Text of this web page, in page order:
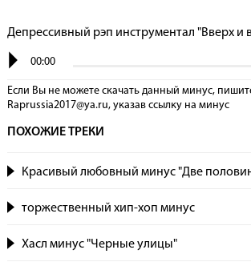
Депрессивный рэп инструментал "Вверх и
00:00
Если Вы не можете скачать данный минус,
Raprussia2017@ya.ru, указав сcылку на минус
ПОХОЖИЕ ТРЕКИ
Красивый любовный минус "Две
торжественный хип-хоп минус
Хасл минус "Черные улицы"